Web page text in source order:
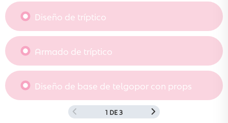
Diseño de tríptico
Armado de tríptico
Diseño de base de telgopor con props
1 DE 3